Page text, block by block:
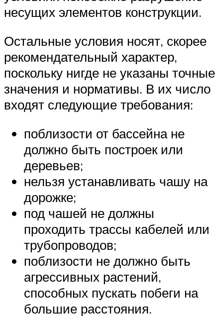
несущих элементов конструкции.
Остальные условия носят, скорее
рекомендательный характер,
поскольку нигде не указаны точные
значения и нормативы. В их число
входят следующие требования:
поблизости от бассейна не
должно быть построек или
деревьев;
нельзя устанавливать чашу на
дорожке;
под чашей не должны
проходить трассы кабелей или
трубопроводов;
поблизости не должно быть
агрессивных растений,
способных пускать побеги на
большие расстояния.